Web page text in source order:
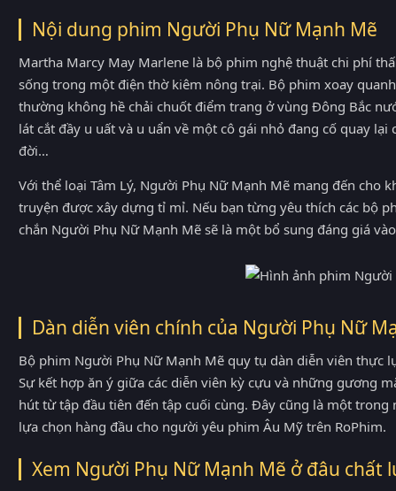
Nội dung phim Người Phụ Nữ Mạnh Mẽ
Martha Marcy May Marlene là bộ phim nghệ thuật chi phí
sống trong một điện thờ kiêm nông trại. Bộ phim xoay
thường không hề chải chuốt điểm trang ở vùng Đông Bắc
lát cắt đầy u uất và u uẩn về một cô gái nhỏ đang cố quay
đời…
Với thể loại Tâm Lý, Người Phụ Nữ Mạnh Mẽ mang đến cho
truyện được xây dựng tỉ mỉ. Nếu bạn từng yêu thích các bộ
chắn Người Phụ Nữ Mạnh Mẽ sẽ là một bổ sung đáng giá
Dàn diễn viên chính của Người Phụ Nữ
Bộ phim Người Phụ Nữ Mạnh Mẽ quy tụ dàn diễn viên thực
Sự kết hợp ăn ý giữa các diễn viên kỳ cựu và những gương
hút từ tập đầu tiên đến tập cuối cùng. Đây cũng là một
lựa chọn hàng đầu cho người yêu phim Âu Mỹ trên RoPhim.
Xem Người Phụ Nữ Mạnh Mẽ ở đâu chất